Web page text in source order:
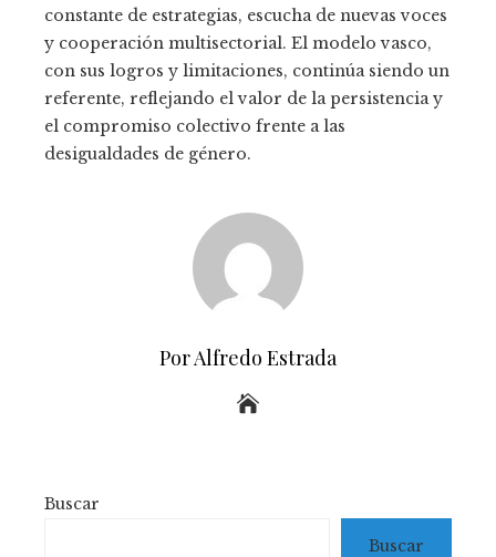
constante de estrategias, escucha de nuevas voces
y cooperación multisectorial. El modelo vasco,
con sus logros y limitaciones, continúa siendo un
referente, reflejando el valor de la persistencia y
el compromiso colectivo frente a las
desigualdades de género.
Por Alfredo Estrada
Buscar
Buscar